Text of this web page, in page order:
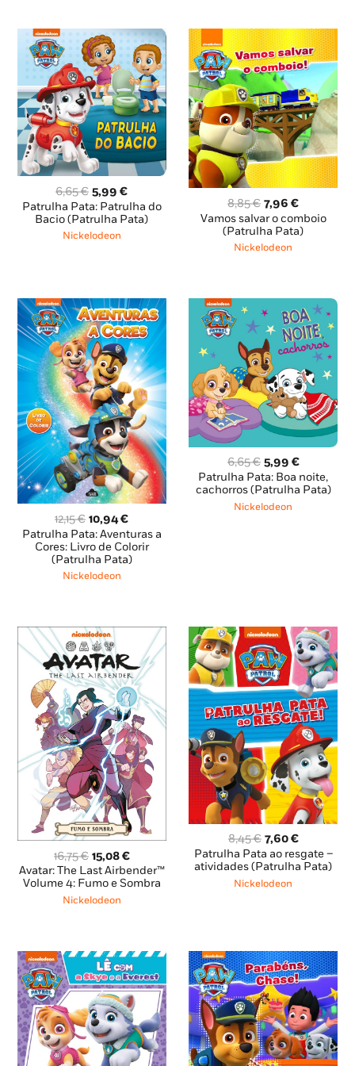
6,65€ O
preço
original
era:
5,99€O
preço
atual
Patrulha Pata: Patrulha do
Bacio (Patrulha Pata)
Nickelodeon
8,85€ O
preço
original
era:
7,96€O
preço
atual
Vamos salvar o comboio
(Patrulha Pata)
Nickelodeon
12,15€ O
preço
original
era:
12,15 €.
10,94€O
preço
atual
é:
Patrulha Pata: Aventuras a
Cores: Livro de Colorir
(Patrulha Pata)
Nickelodeon
6,65€ O
preço
original
era:
5,99 €O
preço
atual
Patrulha Pata: Boa noite,
cachorros (Patrulha Pata)
Nickelodeon
16,75€ O
preço
original
era:
15,08€O
preço
atual
Avatar: The Last Airbender™
Volume 4: Fumo e Sombra
Nickelodeon
8,45€ O
preço
original
era:
7,60€O
preço
atual
Patrulha Pata ao resgate –
atividades (Patrulha Pata)
Nickelodeon